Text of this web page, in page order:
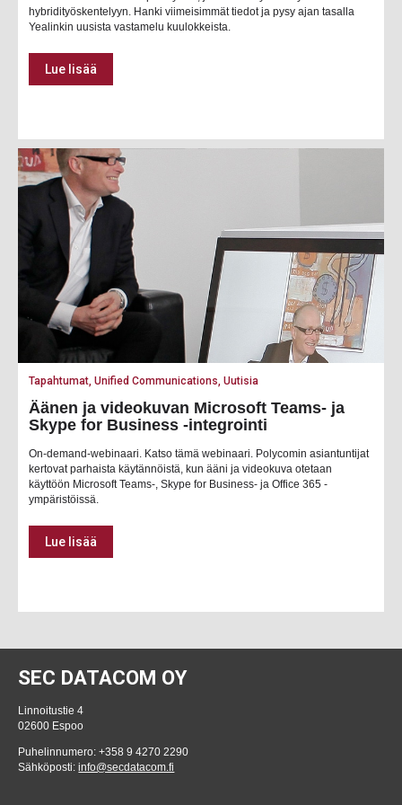
hybridityöskentelyyn. Hanki viimeisimmät tiedot ja pysy ajan tasalla
Yealinkin uusista vastamelu kuulokkeista.
Lue lisää
Tapahtumat, Unified Communications, Uutisia
Äänen ja videokuvan Microsoft Teams- ja
Skype for Business -integrointi
On-demand-webinaari. Katso tämä webinaari. Polycomin asiantuntijat
kertovat parhaista käytännöistä, kun ääni ja videokuva otetaan
käyttöön Microsoft Teams-, Skype for Business- ja Office 365 -
ympäristöissä.
Lue lisää
SEC DATACOM OY
Linnoitustie 4
02600 Espoo
Puhelinnumero: +358 9 4270 2290
Sähköposti:info@secdatacom.fi